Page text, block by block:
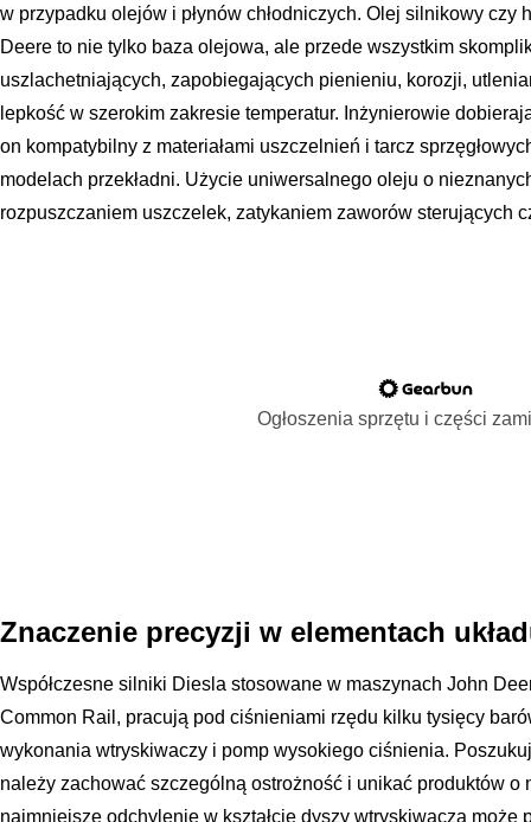
w przypadku olejów i płynów chłodniczych. Olej silnikowy czy
Deere to nie tylko baza olejowa, ale przede wszystkim
uszlachetniających, zapobiegających pienieniu, korozji,
lepkość w szerokim zakresie temperatur. Inżynierowie
on kompatybilny z materiałami uszczelnień i tarcz
modelach przekładni. Użycie uniwersalnego oleju o
rozpuszczaniem uszczelek, zatykaniem zaworów sterujących
Ogłoszenia sprzętu i części
Znaczenie precyzji w elementach
Współczesne silniki Diesla stosowane w maszynach John
Common Rail, pracują pod ciśnieniami rzędu kilku tysięcy
wykonania wtryskiwaczy i pomp wysokiego ciśnienia.
należy zachować szczególną ostrożność i unikać produktów
najmniejsze odchylenie w kształcie dyszy wtryskiwacza może